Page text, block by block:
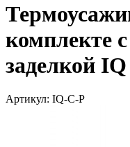
комплекте
заделкой
Артикул: IQ-С-P